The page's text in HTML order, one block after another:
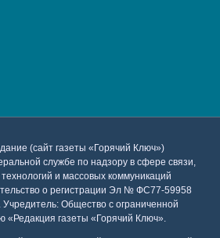
(сайт газеты «Горячий Ключ»)
службе по надзору в сфере связи,
и массовых коммуникаций
о регистрации Эл № ФС77-59958
Учредитель: Общество с ограниченной
«Редакция газеты «Горячий Ключ».